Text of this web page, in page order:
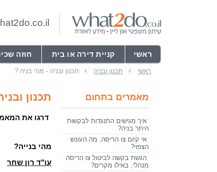
ראשי קניית דירה או בית חוזה
ראשי תכנון ובניה תכנון ובניה - מהי בניה ?
תכנון
דרגו את
מהי בנייה?
עו"ד רון שחר
מאמרים בתחום
איך מגישים התנגדות לבקשות
היתר בניה?
אי קיום צו הריסה, מה העונש
הצפוי?
הגשת בקשה לביטול צו הריסה
מנהלי, באילו מקרים?